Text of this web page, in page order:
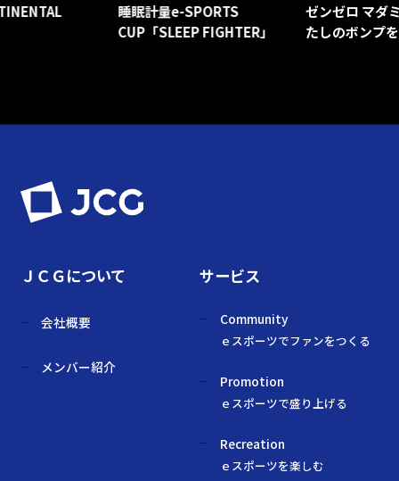
睡眠計量e-SPORTS
CUP「SLEEP FIGHTER」
ゼンゼロ マダ
たしのボンプ
ＪＣＧについて
会社概要
メンバー紹介
サービス
Community
ｅスポーツでファンをつくる
Promotion
ｅスポーツで盛り上げる
Recreation
ｅスポーツを楽しむ